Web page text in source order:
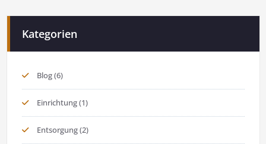
Kategorien
Blog(6)
Einrichtung(1)
Entsorgung(2)